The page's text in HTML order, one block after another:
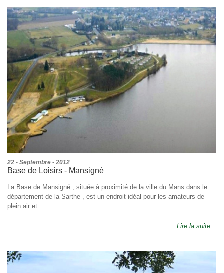
22 - Septembre - 2012
Base de Loisirs - Mansigné
La Base de Mansigné , située à proximité de la ville du Mans dans le
département de la Sarthe , est un endroit idéal pour les amateurs de
plein air et...
Lire la suite...